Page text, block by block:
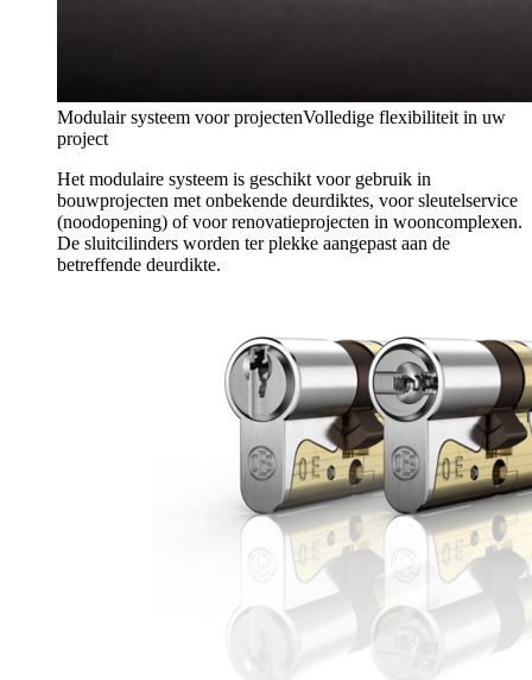
Modulair systeem voor projectenVolledige flexibiliteit in uw
project
Het modulaire systeem is geschikt voor gebruik in
bouwprojecten met onbekende deurdiktes, voor sleutelservice
(noodopening) of voor renovatieprojecten in wooncomplexen.
De sluitcilinders worden ter plekke aangepast aan de
betreffende deurdikte.